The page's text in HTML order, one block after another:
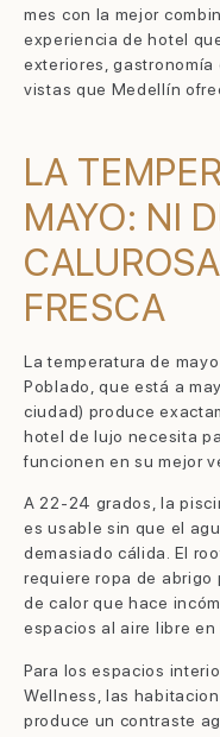
mes con la mejor
experiencia de hotel
exteriores,
vistas que Medellín
LA
MAYO: NI
FRESCA
La temperatura de
Poblado, que está a
ciudad) produce
hotel de lujo necesita
funcionen en su mejor
A 22-24 grados, la
es usable sin que el
demasiado cálida. El
requiere ropa de abrigo
de calor que hace
espacios al aire libre
Para los espacios
Wellness, las
produce un contraste